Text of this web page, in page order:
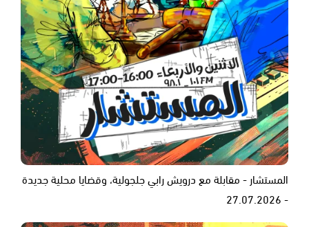
المستشار - مقابلة مع درويش رابي جلجولية، وقضايا محلية جديدة
- 27.07.2026